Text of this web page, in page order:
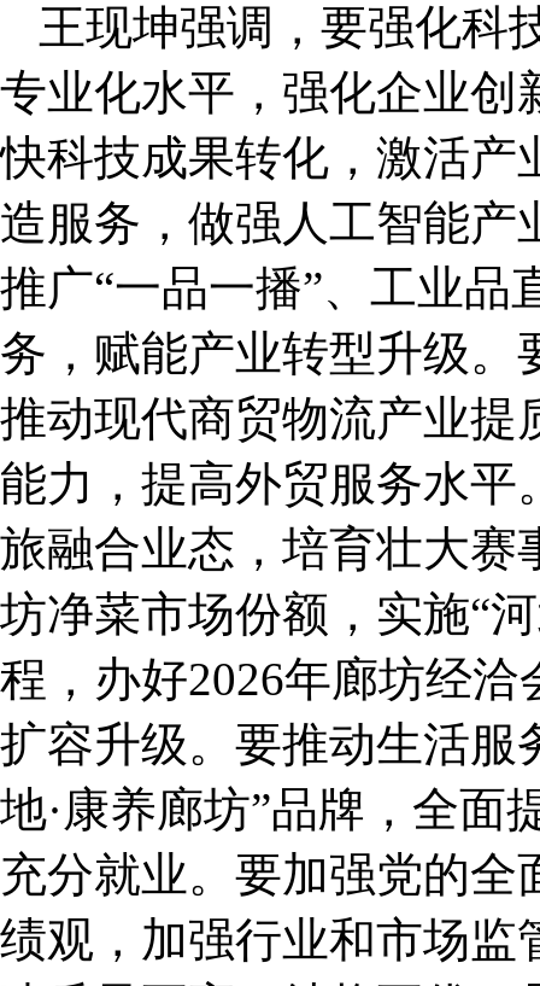
王现坤强调，要强化科
专业化水平，强化企业创
快科技成果转化，激活产
造服务，做强人工智能产
推广“一品一播”、工业品
务，赋能产业转型升级。
推动现代商贸物流产业提
能力，提高外贸服务水平
旅融合业态，培育壮大赛
坊净菜市场份额，实施“
程，办好2026年廊坊经
扩容升级。要推动生活服
地·康养廊坊”品牌，全面
充分就业。要加强党的
绩观，加强行业和市场监